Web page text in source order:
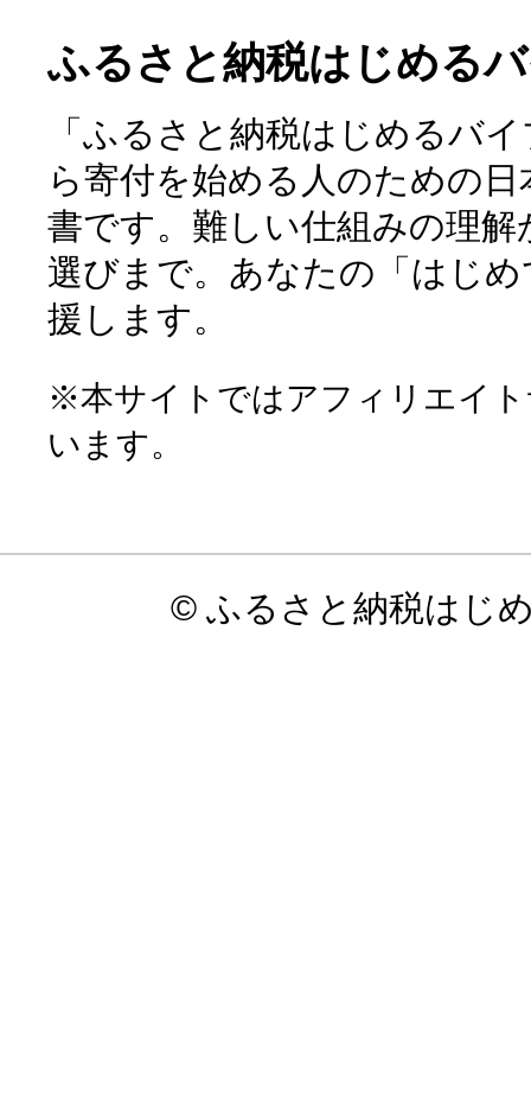
ふるさと納税はじめる
「ふるさと納税はじめるバ
ら寄付を始める人のための
書です。難しい仕組みの理
選びまで。あなたの「はじ
援します。
※本サイトではアフィリエイ
います。
© ふるさと納税はじ